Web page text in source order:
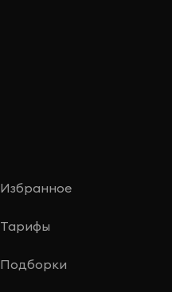
Избранное
Тарифы
Подборки